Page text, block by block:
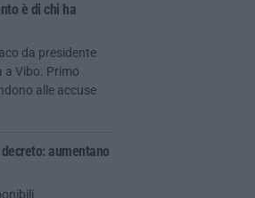
è di chi ha
da presidente
a Vibo. Primo
alle accuse
aumentano